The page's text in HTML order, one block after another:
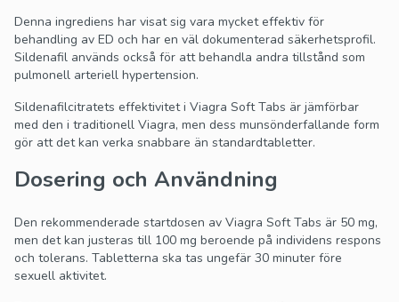
Denna ingrediens har visat sig vara mycket effektiv för
behandling av ED och har en väl dokumenterad säkerhetsprofil.
Sildenafil används också för att behandla andra tillstånd som
pulmonell arteriell hypertension.
Sildenafilcitratets effektivitet i Viagra Soft Tabs är jämförbar
med den i traditionell Viagra, men dess munsönderfallande form
gör att det kan verka snabbare än standardtabletter.
Dosering och Användning
Den rekommenderade startdosen av Viagra Soft Tabs är 50 mg,
men det kan justeras till 100 mg beroende på individens respons
och tolerans. Tabletterna ska tas ungefär 30 minuter före
sexuell aktivitet.